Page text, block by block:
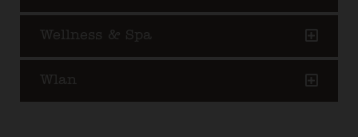
Wellness & Spa
Wlan